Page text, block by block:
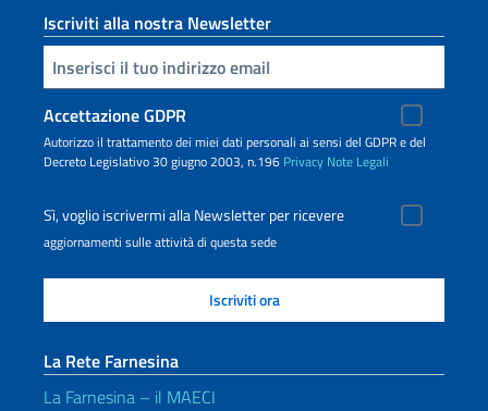
Iscriviti alla nostra Newsletter
Inserisci la tua email
Accettazione GDPR
Autorizzo il trattamento dei miei dati personali ai sensi del GDPR e del
Decreto Legislativo 30 giugno 2003, n.196 Privacy Note Legali
Sì, voglio iscrivermi alla Newsletter per ricevere
aggiornamenti sulle attività di questa sede
La Rete Farnesina
La Farnesina – il MAECI